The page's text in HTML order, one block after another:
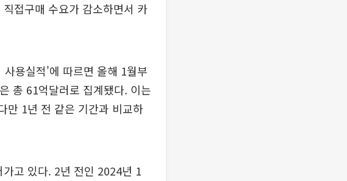
접구매 수요가 감소하면서 카
용실적'에 따르면 올해 1월부
총 61억달러로 집계됐다. 이는
만 1년 전 같은 기간과 비교하
고 있다. 2년 전인 2024년 1